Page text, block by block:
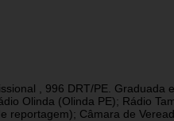
, 996 DRT/PE.
Olinda (Olinda PE); Rádio
reportagem); Câmara de